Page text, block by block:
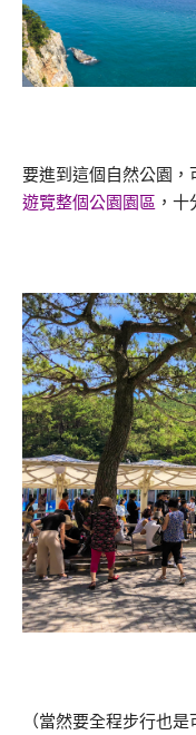
要進到這個自然公園，
遊覽整個公園園區 ，
（當然要全程步行也是